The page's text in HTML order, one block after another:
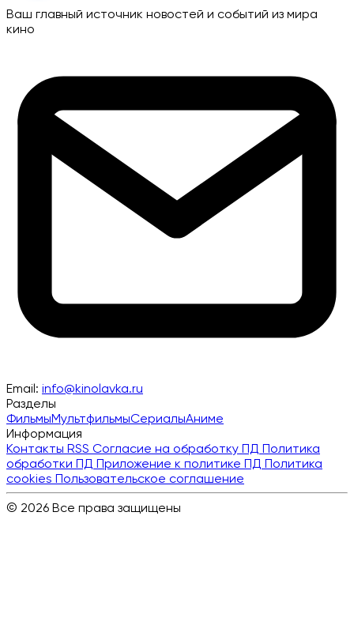
Ваш главный источник новостей и событий из мира
кино
Email: info@kinolavka.ru
Разделы
ФильмыМультфильмыСериалыАниме
Информация
Контакты RSS Согласие на обработку ПД Политика
обработки ПД Приложение к политике ПД Политика
cookies Пользовательское соглашение
© 2026 Все права защищены